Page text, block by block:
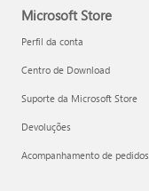
Microsoft Store
Perfil da conta
Centro de Download
Suporte da Microsoft Store
Devoluções
Acompanhamento de pedidos